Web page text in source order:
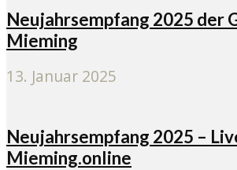
Neujahrsempfang 2025 der
Mieming
13. Januar 2025
Neujahrsempfang 2025 –
Mieming.online